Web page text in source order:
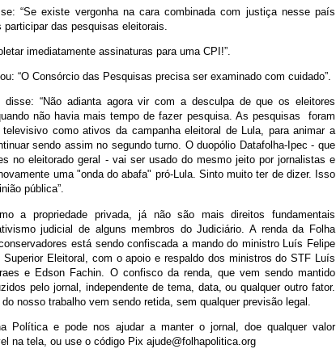
“Se existe vergonha na cara combinada com justiça nesse país
das pesquisas eleitorais.
imediatamente assinaturas para uma CPI!”.
“O Consórcio das Pesquisas precisa ser examinado com cuidado”.
disse: “Não adianta agora vir com a desculpa de que os eleitores
não havia mais tempo de fazer pesquisa. As pesquisas foram
como ativos da campanha eleitoral de Lula, para animar a
sendo assim no segundo turno. O duopólio Datafolha-Ipec - que
no eleitorado geral - vai ser usado do mesmo jeito por jornalistas e
uma "onda do abafa" pró-Lula. Sinto muito ter de dizer. Isso
pública”.
a propriedade privada, já não são mais direitos fundamentais
judicial de alguns membros do Judiciário. A renda da Folha
está sendo confiscada a mando do ministro Luís Felipe
Superior Eleitoral, com o apoio e respaldo dos ministros do STF Luís
e Edson Fachin. O confisco da renda, que vem sendo mantido
pelo jornal, independente de tema, data, ou qualquer outro fator.
nosso trabalho vem sendo retida, sem qualquer previsão legal.
Política e pode nos ajudar a manter o jornal, doe qualquer valor
na tela, ou use o código Pix ajude@folhapolitica.org